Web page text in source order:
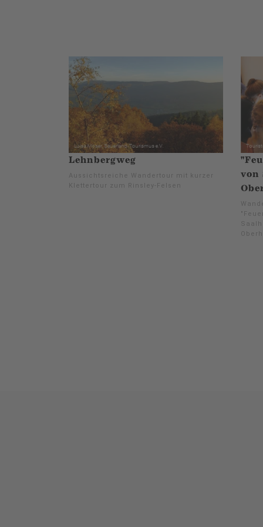
Lehnbergweg
Aussichtsreiche Wandertour mit kurzer
Klettertour zum Rinsley-Felsen
von